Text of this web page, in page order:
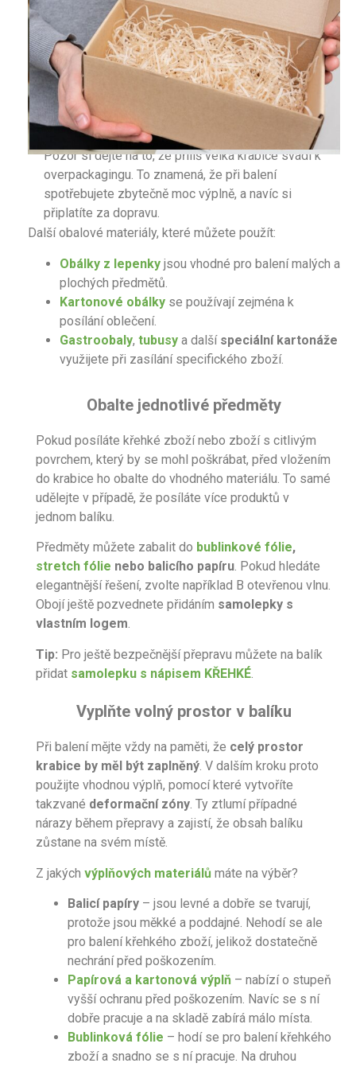
skladné a ekonomické. Vybírat můžete z různých
velikostí. Zatímco na lehčí zboží Vám stačí
třívrstvá krabice (3VVL), těžší předměty
spolehlivě ochráníkrabice pětivrstvá (5VVL).
Velikost krabice vybírejte tak, aby kolem zboží
zůstalo dostatek volného prostoru pro vytvoření
deformačních zón (o nich si povíme později).
Pozor si dejte na to, že příliš velká krabice svádí k
overpackagingu. To znamená, že při balení
spotřebujete zbytečně moc výplně, a navíc si
připlatíte za dopravu.
Další obalové materiály, které můžete použít:
Obálky z lepenky jsou vhodné pro balení malých a
plochých předmětů.
Kartonové obálky se používají zejména k
posílání oblečení.
Gastroobaly, tubusy a další speciální kartonáže
využijete při zasílání specifického zboží.
Obalte jednotlivé předměty
Pokud posíláte křehké zboží nebo zboží s citlivým
povrchem, který by se mohl poškrábat, před vložením
do krabice ho obalte do vhodného materiálu. To samé
udělejte v případě, že posíláte více produktů v
jednom balíku.
Předměty můžete zabalit do bublinkové fólie,
stretch fólie nebo balicího papíru. Pokud hledáte
elegantnější řešení, zvolte například B otevřenou vlnu.
Obojí ještě pozvednete přidáním samolepky s
vlastním logem.
Tip: Pro ještě bezpečnější přepravu můžete na balík
přidat samolepku s nápisem KŘEHKÉ
Vyplňte volný prostor v balíku
Při balení mějte vždy na paměti, že celý prostor
krabice by měl být zaplněný. V dalším kroku proto
použijte vhodnou výplň, pomocí které vytvoříte
takzvané deformační zóny. Ty ztlumí případné
nárazy během přepravy a zajistí, že obsah balíku
zůstane na svém místě.
Z jakých výplňových materiálů máte na výběr?
Balicí papíry – jsou levné a dobře se tvarují,
protože jsou měkké a poddajné. Nehodí se ale
pro balení křehkého zboží, jelikož dostatečně
nechrání před poškozením.
Papírová a kartonová výplň – nabízí o stupeň
vyšší ochranu před poškozením. Navíc se s ní
dobře pracuje a na skladě zabírá málo místa.
Bublinková fólie – hodí se pro balení křehkého
zboží a snadno se s ní pracuje. Na druhou